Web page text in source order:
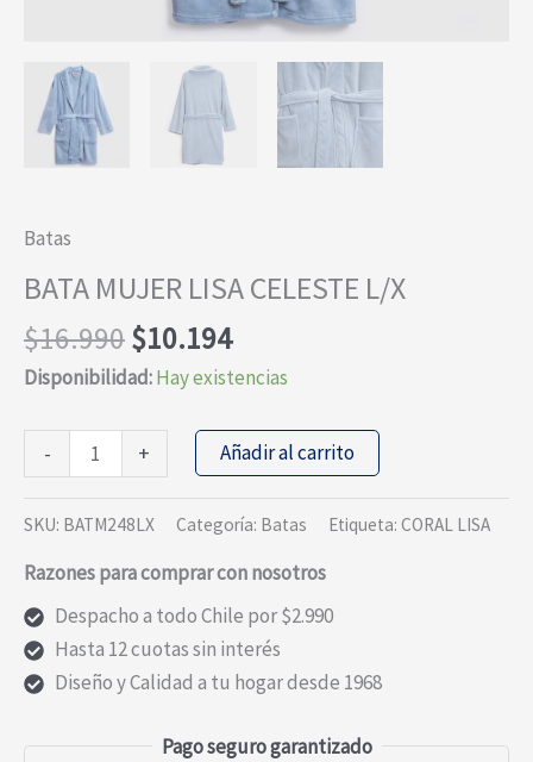
Batas
BATA MUJER LISA CELESTE L/X
$16.990El
precio
era:
$16.990.
$10.194El
precio
es:
$10.194.
Disponibilidad:Hay existencias
-
MUJER
LISA
L/X
cantidad
+ Añadir al carrito
SKU: BATM248LX Categoría: Batas Etiqueta: CORAL LISA
Razones para comprar con nosotros
Despacho a todo Chile por $2.990
Hasta 12 cuotas sin interés
Diseño y Calidad a tu hogar desde 1968
Pago seguro garantizado